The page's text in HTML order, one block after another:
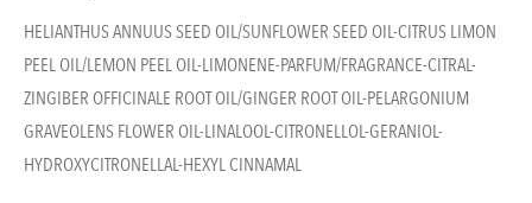
HELIANTHUS ANNUUS SEED OIL/SUNFLOWER SEED OIL-CITRUS LIMON
PEEL OIL/LEMON PEEL OIL-LIMONENE-PARFUM/FRAGRANCE-CITRAL-
ZINGIBER OFFICINALE ROOT OIL/GINGER ROOT OIL-PELARGONIUM
GRAVEOLENS FLOWER OIL-LINALOOL-CITRONELLOL-GERANIOL-
HYDROXYCITRONELLAL-HEXYL CINNAMAL